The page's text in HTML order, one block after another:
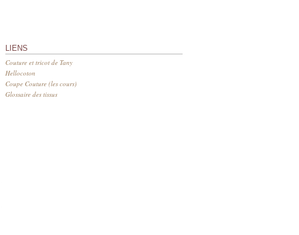
LIENS
Couture et tricot de Tany
Hellocoton
Coupe Couture (les cours)
Glossaire des tissus